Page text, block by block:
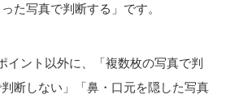
た写真で判断する」です。
イント以外に、「複数枚の写真で判
断しない」「鼻・口元を隠した写真